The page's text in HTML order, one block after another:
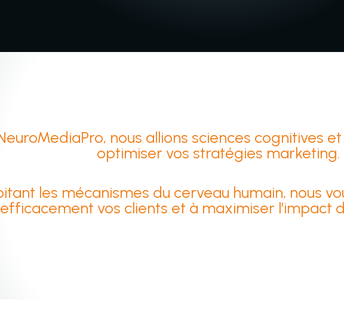
nous allions sciences cognitives
optimiser vos stratégies marketing.
les mécanismes du cerveau humain, nous
efficacement vos clients et à maximiser l’impact